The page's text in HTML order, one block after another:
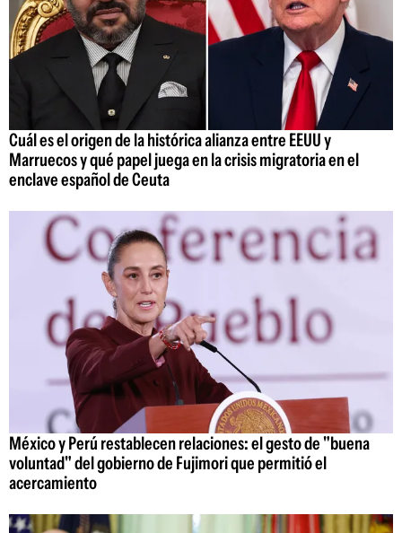
Cuál es el origen de la histórica alianza entre EEUU y
Marruecos y qué papel juega en la crisis migratoria en el
enclave español de Ceuta
México y Perú restablecen relaciones: el gesto de "buena
voluntad" del gobierno de Fujimori que permitió el
acercamiento